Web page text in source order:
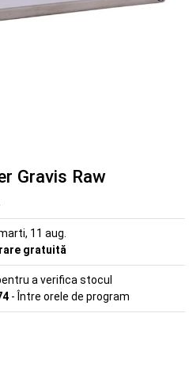
Gravis Raw
11 aug.
gratuită
a verifica stocul
- Între orele de program